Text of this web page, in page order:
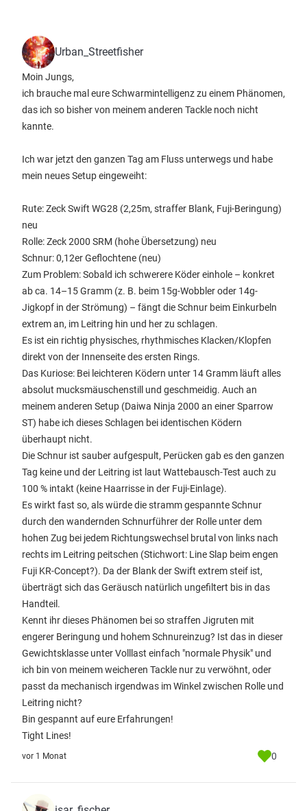
Urban_Streetfisher
Moin Jungs,
​ich brauche mal eure Schwarmintelligenz zu einem Phänomen,
das ich so bisher von meinem anderen Tackle noch nicht
kannte.
​Ich war jetzt den ganzen Tag am Fluss unterwegs und habe
mein neues Setup eingeweiht:
​Rute: Zeck Swift WG28 (2,25m, straffer Blank, Fuji-Beringung)
neu
​Rolle: Zeck 2000 SRM (hohe Übersetzung) neu
​Schnur: 0,12er Geflochtene (neu)
​Zum Problem: Sobald ich schwerere Köder einhole – konkret
ab ca. 14–15 Gramm (z. B. beim 15g-Wobbler oder 14g-
Jigkopf in der Strömung) – fängt die Schnur beim Einkurbeln
extrem an, im Leitring hin und her zu schlagen.
Es ist ein richtig physisches, rhythmisches Klacken/Klopfen
direkt von der Innenseite des ersten Rings.
​Das Kuriose: Bei leichteren Ködern unter 14 Gramm läuft alles
absolut mucksmäuschenstill und geschmeidig. Auch an
meinem anderen Setup (Daiwa Ninja 2000 an einer Sparrow
ST) habe ich dieses Schlagen bei identischen Ködern
überhaupt nicht.
​Die Schnur ist sauber aufgespult, Perücken gab es den ganzen
Tag keine und der Leitring ist laut Wattebausch-Test auch zu
100 % intakt (keine Haarrisse in der Fuji-Einlage).
​Es wirkt fast so, als würde die stramm gespannte Schnur
durch den wandernden Schnurführer der Rolle unter dem
hohen Zug bei jedem Richtungswechsel brutal von links nach
rechts im Leitring peitschen (Stichwort: Line Slap beim engen
Fuji KR-Concept?). Da der Blank der Swift extrem steif ist,
überträgt sich das Geräusch natürlich ungefiltert bis in das
Handteil.
​Kennt ihr dieses Phänomen bei so straffen Jigruten mit
engerer Beringung und hohem Schnureinzug? Ist das in dieser
Gewichtsklasse unter Volllast einfach "normale Physik" und
ich bin von meinem weicheren Tackle nur zu verwöhnt, oder
passt da mechanisch irgendwas im Winkel zwischen Rolle und
Leitring nicht?
​Bin gespannt auf eure Erfahrungen!
​Tight Lines!
vor 1 Monat 0